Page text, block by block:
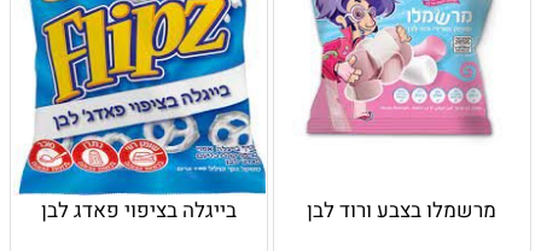
מרשמלו בצבע ורוד לבן בייגלה בציפוי פאדג לבן